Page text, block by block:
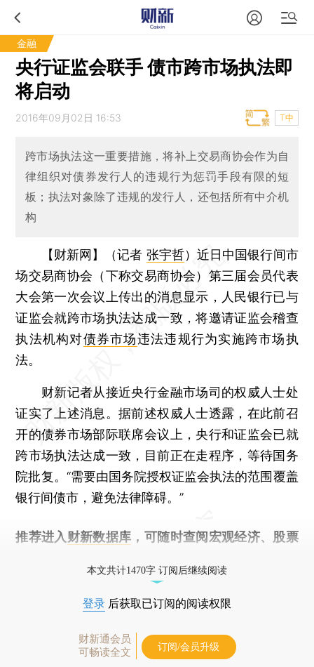
金融
央行证监会联手 债市跨市场执法即
将启动
2016年09月02日 16:53 T中
跨市场执法这一重要措施，将补上交易商协会作为自
律组织对债券发行人的违规行为惩罚手段有限的短
板；执法对象除了违规的发行人，还包括所有中介机
构
【财新网】（记者 张宇哲） 近日中国银行间市
场交易商协会（下称交易商协会）第三届会员代表
大会第一次会议上传出的消息显示，人民银行已与
证监会就跨市场执法达成一致，将邀请证监会稽查
执法机构对债券市场违法违规行为实施跨市场执
法。
财新记者从接近央行金融市场司的权威人士处
证实了上述消息。据前述权威人士透露，在此前召
开的债券市场部际联席会议上，央行和证监会已就
跨市场执法达成一致，目前正在走程序，等待国务
院批复。“需要由国务院授权证监会执法的范围覆盖
银行间债市，避免法律障碍。”
推荐进入 财新数据库 ，可随时查阅宏观经济、股票
本文共计1470字 订阅后继续阅读
登录 后获取已订阅的阅读权限
财新通会员
可畅读全文
订阅/会员升级